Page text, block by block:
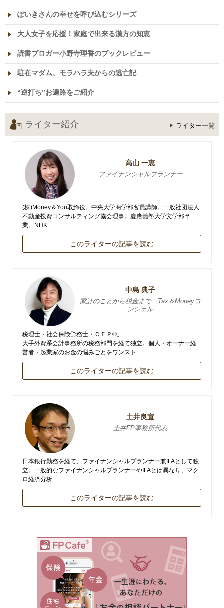
ぽいきさんの幸せを呼び込むシリーズ
大人女子を応援！家庭で出来る漢方の知恵
読書ブロガー小野寺理香のブックレビュー
駐在マダム、モラハラ夫からの逃亡記
“逆打ち”お遍路をご紹介
ライター紹介 ライター一覧
高山 一恵
ファイナンシャルプランナー
(株)Money＆You取締役。中央大学商学部客員講師。一般社団法人
不動産投資コンサルティング協会理事。慶應義塾大学文学部卒
業。NHK...
このライターの記事を読む
中島 典子
家計のことから税金まで Tax＆Moneyコ
ンシェル
税理士・社会保険労務士・ＣＦＰ®。
大手外資系会計事務所の税務部門を経て独立。個人・オーナー経
営者・起業家のお金の悩みごとをワンスト...
このライターの記事を読む
土井良宣
土井FP事務所代表
日本銀行勤務を経て、ファイナンシャルプランナー兼IFAとして独
立。一般的なファイナンシャルプランナーやIFAとは異なり、マク
ロ経済分析...
このライターの記事を読む